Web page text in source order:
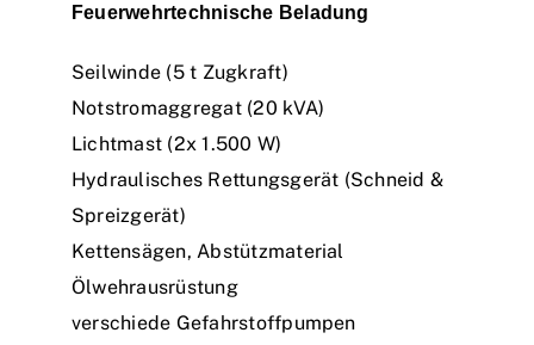
Feuerwehrtechnische Beladung
Seilwinde (5 t Zugkraft)
Notstromaggregat (20 kVA)
Lichtmast (2x 1.500 W)
Hydraulisches Rettungsgerät (Schneid &
Spreizgerät)
Kettensägen, Abstützmaterial
Ölwehrausrüstung
verschiede Gefahrstoffpumpen